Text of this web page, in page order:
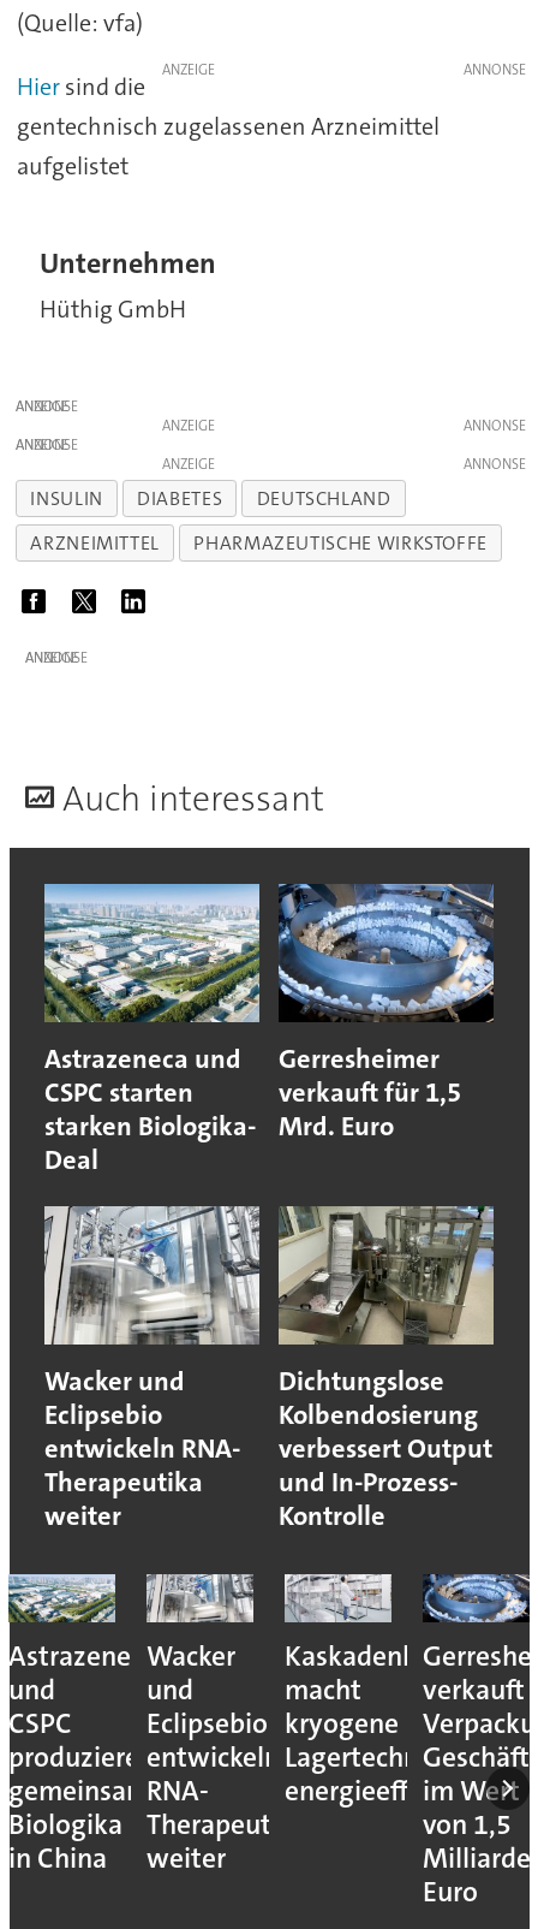
(Quelle: vfa)
ANZEIGE
Hiersind die
gentechnisch zugelassenen Arzneimittel
aufgelistet
Unternehmen
Hüthig GmbH
ANZEIGE
ANZEIGE
ANZEIGE
ANZEIGE
INSULIN DIABETES
DEUTSCHLAND
ARZNEIMITTEL
PHARMAZEUTISCHE WIRKSTOFFE
ANZEIGE
Auch interessant
Astrazeneca und
CSPC starten
starken Biologika-
Deal
Gerresheimer
verkauft für 1,5
Mrd. Euro
Wacker und
Eclipsebio
entwickeln RNA-
Therapeutika
weiter
Dichtungslose
Kolbendosierung
verbessert Output
und In-Prozess-
Kontrolle
Astrazeneca
und
CSPC
produzieren
gemeinsam
Biologika
in China
Wacker
und
Eclipsebio
entwickeln
RNA-
Therapeutika
weiter
Kaskadenkonzept
macht
kryogene
Lagertechnik
energieeffizienter
verkauft
im Wert
von 1,5
Euro